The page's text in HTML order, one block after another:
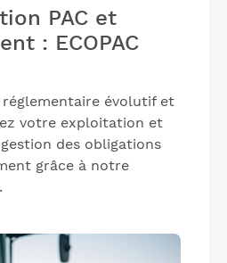
PAC et
: ECOPAC
évolutif et
votre exploitation et
des obligations
grâce à notre